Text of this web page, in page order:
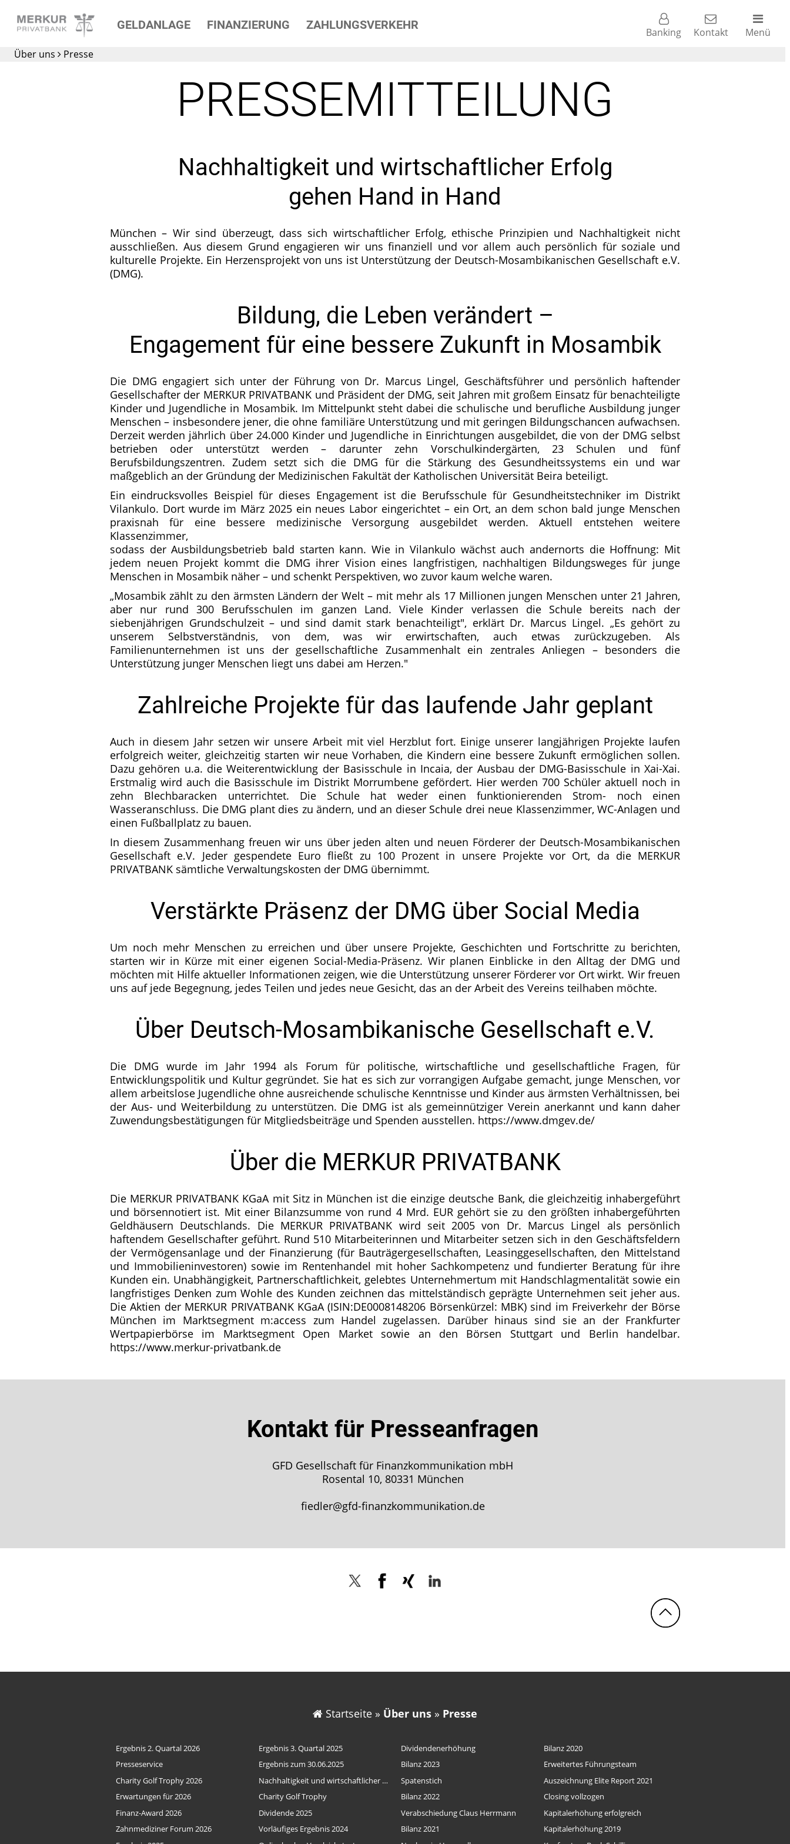
Die Privatbank für
GELDANLAGE FINANZIERUNG ZAHLUNGSVERKEHR
Banking Kontakt
Menü
Über uns
Presse
PRESSEMITTEILUNG
Nachhaltigkeit und wirtschaftlicher Erfolg
gehen Hand in Hand
München – Wir sind überzeugt, dass sich wirtschaftlicher Erfolg, ethische Prinzipien und Nachhaltigkeit nicht
ausschließen. Aus diesem Grund engagieren wir uns finanziell und vor allem auch persönlich für soziale und
kulturelle Projekte. Ein Herzensprojekt von uns ist Unterstützung der Deutsch-Mosambikanischen Gesellschaft e.V.
(DMG).
Bildung, die Leben verändert –
Engagement für eine bessere Zukunft in Mosambik
Die DMG engagiert sich unter der Führung von Dr. Marcus Lingel, Geschäftsführer und persönlich haftender
Gesellschafter der MERKUR PRIVATBANK und Präsident der DMG, seit Jahren mit großem Einsatz für benachteiligte
Kinder und Jugendliche in Mosambik. Im Mittelpunkt steht dabei die schulische und berufliche Ausbildung junger
Menschen – insbesondere jener, die ohne familiäre Unterstützung und mit geringen Bildungschancen aufwachsen.
Derzeit werden jährlich über 24.000 Kinder und Jugendliche in Einrichtungen ausgebildet, die von der DMG selbst
betrieben oder unterstützt werden – darunter zehn Vorschulkindergärten, 23 Schulen und fünf
Berufsbildungszentren. Zudem setzt sich die DMG für die Stärkung des Gesundheitssystems ein und war
maßgeblich an der Gründung der Medizinischen Fakultät der Katholischen Universität Beira beteiligt.
Ein eindrucksvolles Beispiel für dieses Engagement ist die Berufsschule für Gesundheitstechniker im Distrikt
Vilankulo. Dort wurde im März 2025 ein neues Labor eingerichtet – ein Ort, an dem schon bald junge Menschen
praxisnah für eine bessere medizinische Versorgung ausgebildet werden. Aktuell entstehen weitere
Klassenzimmer,
sodass der Ausbildungsbetrieb bald starten kann. Wie in Vilankulo wächst auch andernorts die Hoffnung: Mit
jedem neuen Projekt kommt die DMG ihrer Vision eines langfristigen, nachhaltigen Bildungsweges für junge
Menschen in Mosambik näher – und schenkt Perspektiven, wo zuvor kaum welche waren.
„Mosambik zählt zu den ärmsten Ländern der Welt – mit mehr als 17 Millionen jungen Menschen unter 21 Jahren,
aber nur rund 300 Berufsschulen im ganzen Land. Viele Kinder verlassen die Schule bereits nach der
siebenjährigen Grundschulzeit – und sind damit stark benachteiligt", erklärt Dr. Marcus Lingel. „Es gehört zu
unserem Selbstverständnis, von dem, was wir erwirtschaften, auch etwas zurückzugeben. Als
Familienunternehmen ist uns der gesellschaftliche Zusammenhalt ein zentrales Anliegen – besonders die
Unterstützung junger Menschen liegt uns dabei am Herzen."
Zahlreiche Projekte für das laufende Jahr geplant
Auch in diesem Jahr setzen wir unsere Arbeit mit viel Herzblut fort. Einige unserer langjährigen Projekte laufen
erfolgreich weiter, gleichzeitig starten wir neue Vorhaben, die Kindern eine bessere Zukunft ermöglichen sollen.
Dazu gehören u.a. die Weiterentwicklung der Basisschule in Incaia, der Ausbau der DMG-Basisschule in Xai-Xai.
Erstmalig wird auch die Basisschule im Distrikt Morrumbene gefördert. Hier werden 700 Schüler aktuell noch in
zehn Blechbaracken unterrichtet. Die Schule hat weder einen funktionierenden Strom- noch einen
Wasseranschluss. Die DMG plant dies zu ändern, und an dieser Schule drei neue Klassenzimmer, WC-Anlagen und
einen Fußballplatz zu bauen.
In diesem Zusammenhang freuen wir uns über jeden alten und neuen Förderer der Deutsch-Mosambikanischen
Gesellschaft e.V. Jeder gespendete Euro fließt zu 100 Prozent in unsere Projekte vor Ort, da die MERKUR
PRIVATBANK sämtliche Verwaltungskosten der DMG übernimmt.
Verstärkte Präsenz der DMG über Social Media
Um noch mehr Menschen zu erreichen und über unsere Projekte, Geschichten und Fortschritte zu berichten,
starten wir in Kürze mit einer eigenen Social-Media-Präsenz. Wir planen Einblicke in den Alltag der DMG und
möchten mit Hilfe aktueller Informationen zeigen, wie die Unterstützung unserer Förderer vor Ort wirkt. Wir freuen
uns auf jede Begegnung, jedes Teilen und jedes neue Gesicht, das an der Arbeit des Vereins teilhaben möchte.
Über Deutsch-Mosambikanische Gesellschaft e.V.
Die DMG wurde im Jahr 1994 als Forum für politische, wirtschaftliche und gesellschaftliche Fragen, für
Entwicklungspolitik und Kultur gegründet. Sie hat es sich zur vorrangigen Aufgabe gemacht, junge Menschen, vor
allem arbeitslose Jugendliche ohne ausreichende schulische Kenntnisse und Kinder aus ärmsten Verhältnissen, bei
der Aus- und Weiterbildung zu unterstützen. Die DMG ist als gemeinnütziger Verein anerkannt und kann daher
Zuwendungsbestätigungen für Mitgliedsbeiträge und Spenden ausstellen. https://www.dmgev.de/
Über die MERKUR PRIVATBANK
Die MERKUR PRIVATBANK KGaA mit Sitz in München ist die einzige deutsche Bank, die gleichzeitig inhabergeführt
und börsennotiert ist. Mit einer Bilanzsumme von rund 4 Mrd. EUR gehört sie zu den größten inhabergeführten
Geldhäusern Deutschlands. Die MERKUR PRIVATBANK wird seit 2005 von Dr. Marcus Lingel als persönlich
haftendem Gesellschafter geführt. Rund 510 Mitarbeiterinnen und Mitarbeiter setzen sich in den Geschäftsfeldern
der Vermögensanlage und der Finanzierung (für Bauträgergesellschaften, Leasinggesellschaften, den Mittelstand
und Immobilieninvestoren) sowie im Rentenhandel mit hoher Sachkompetenz und fundierter Beratung für ihre
Kunden ein. Unabhängigkeit, Partnerschaftlichkeit, gelebtes Unternehmertum mit Handschlagmentalität sowie ein
langfristiges Denken zum Wohle des Kunden zeichnen das mittelständisch geprägte Unternehmen seit jeher aus.
Die Aktien der MERKUR PRIVATBANK KGaA (ISIN:DE0008148206 Börsenkürzel: MBK) sind im Freiverkehr der Börse
München im Marktsegment m:access zum Handel zugelassen. Darüber hinaus sind sie an der Frankfurter
Wertpapierbörse im Marktsegment Open Market sowie an den Börsen Stuttgart und Berlin handelbar.
https://www.merkur-privatbank.de
Kontakt für Presseanfragen
GFD Gesellschaft für Finanzkommunikation mbH
Rosental 10, 80331 München
fiedler@gfd-finanzkommunikation.de
Startseite » Über uns » Presse
Ergebnis 2. Quartal 2026
Presseservice
Charity Golf Trophy 2026
Erwartungen für 2026
Finanz-Award 2026
Zahnmediziner Forum 2026
Ergebnis 3. Quartal 2025
Ergebnis zum 30.06.2025
Nachhaltigkeit und wirtschaftlicher Erfolg
Charity Golf Trophy
Dividende 2025
Vorläufiges Ergebnis 2024
Dividendenerhöhung
Bilanz 2023
Spatenstich
Bilanz 2022
Verabschiedung Claus Herrmann
Bilanz 2021
Bilanz 2020
Erweitertes Führungsteam
Auszeichnung Elite Report 2021
Closing vollzogen
Kapitalerhöhung erfolgreich
Kapitalerhöhung 2019